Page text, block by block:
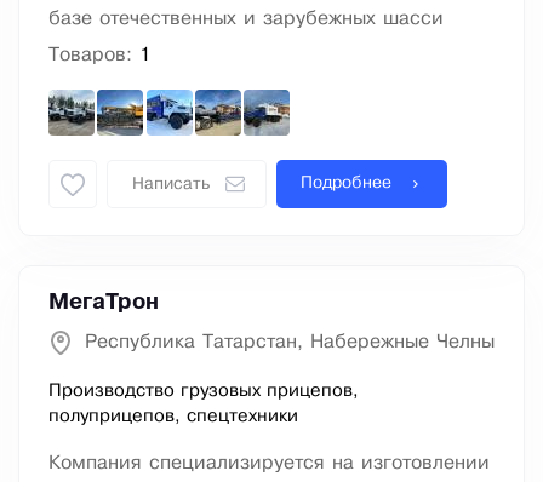
базе отечественных и зарубежных шасси
Товаров: 1
Написать Подробнее
МегаТрон
Республика Татарстан, Набережные Челны
Производство грузовых прицепов,
полуприцепов, спецтехники
Компания специализируется на изготовлении